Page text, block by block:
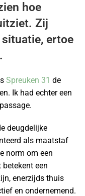
hoe
Zij
ertoe
Spreuken 31 de
Ik had echter een
deugdelijke
als maatstaf
norm om een
een
enerzijds thuis
en ondernemend.